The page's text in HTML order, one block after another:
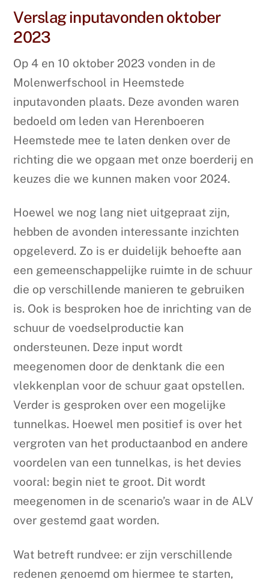
Verslag inputavonden oktober
2023
Op 4 en 10 oktober 2023 vonden in de
Molenwerfschool in Heemstede
inputavonden plaats. Deze avonden waren
bedoeld om leden van Herenboeren
Heemstede mee te laten denken over de
richting die we opgaan met onze boerderij en
keuzes die we kunnen maken voor 2024.
Hoewel we nog lang niet uitgepraat zijn,
hebben de avonden interessante inzichten
opgeleverd. Zo is er duidelijk behoefte aan
een gemeenschappelijke ruimte in de schuur
die op verschillende manieren te gebruiken
is. Ook is besproken hoe de inrichting van de
schuur de voedselproductie kan
ondersteunen. Deze input wordt
meegenomen door de denktank die een
vlekkenplan voor de schuur gaat opstellen.
Verder is gesproken over een mogelijke
tunnelkas. Hoewel men positief is over het
vergroten van het productaanbod en andere
voordelen van een tunnelkas, is het devies
vooral: begin niet te groot. Dit wordt
meegenomen in de scenario’s waar in de ALV
over gestemd gaat worden.
Wat betreft rundvee: er zijn verschillende
redenen genoemd om hiermee te starten,